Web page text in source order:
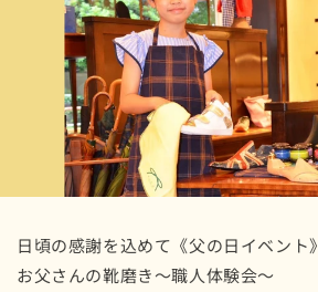
日頃の感謝を込めて《父の日イベント》
お父さんの靴磨き～職人体験会～